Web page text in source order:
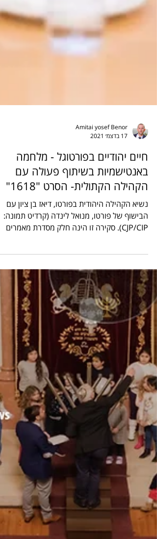
Amitai yosef Benor
17 בדצמ׳ 2021
חיים יהודיים בפורטוגל - מלחמה
הקהילה הקתולית- הסרט "1618"
נשיא הקהילה היהודית בפורטו, דיאז בן ציון עם
הבישוף של פורטו, מנואל לינדה (קרדיט תמונה:
CJP/CIP). סקירה זו הינה חלק מסדרת מאמרים
הסוקרת את...